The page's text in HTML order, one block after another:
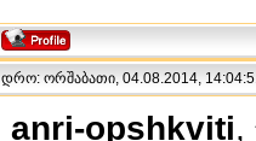
დრო: ორშაბათი, 04.08.2014,
anri-opshkviti,